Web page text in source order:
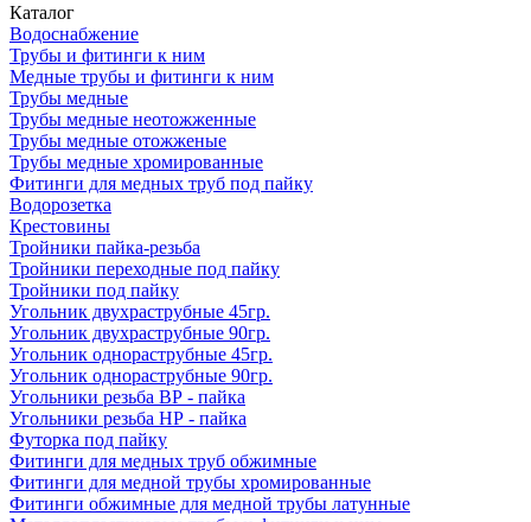
Каталог
Водоснабжение
Трубы и фитинги к ним
Медные трубы и фитинги к ним
Трубы медные
Трубы медные неотожженные
Трубы медные отожженые
Трубы медные хромированные
Фитинги для медных труб под пайку
Водорозетка
Крестовины
Тройники пайка-резьба
Тройники переходные под пайку
Тройники под пайку
Угольник двухраструбные 45гр.
Угольник двухраструбные 90гр.
Угольник однораструбные 45гр.
Угольник однораструбные 90гр.
Угольники резьба ВР - пайка
Угольники резьба НР - пайка
Футорка под пайку
Фитинги для медных труб обжимные
Фитинги для медной трубы хромированные
Фитинги обжимные для медной трубы латунные